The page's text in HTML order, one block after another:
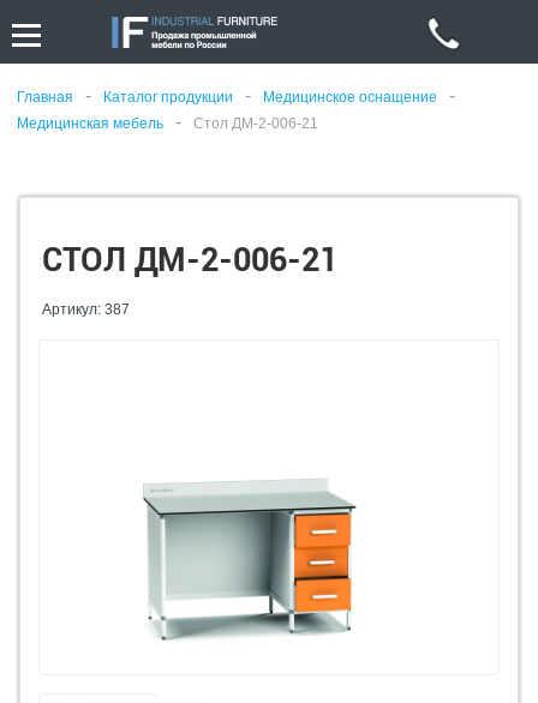
Главная - Каталог продукции - Медицинское оснащение -
Медицинская мебель - Стол ДМ-2-006-21
СТОЛ ДМ-2-006-21
Артикул: 387